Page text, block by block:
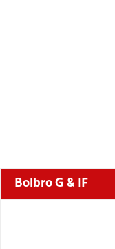
Bolbro G & IF